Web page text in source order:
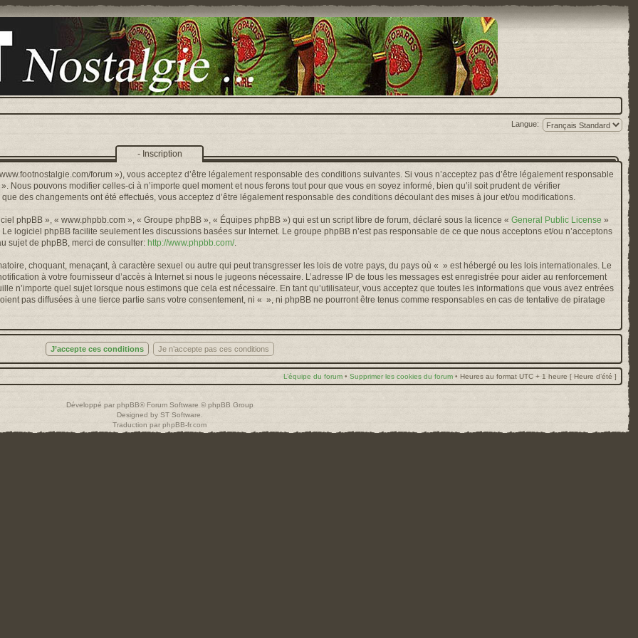
Langue:
- Inscription
forum »), vous acceptez d’être légalement responsable des conditions suivantes. Si vous n’acceptez pas d’être légalement responsable
Nous pouvons modifier celles-ci à n’importe quel moment et nous ferons tout pour que vous en soyez informé, bien qu’il soit prudent de vérifier
des changements ont été effectués, vous acceptez d’être légalement responsable des conditions découlant des mises à jour et/ou modifications.
phpBB », « www.phpbb.com », « Groupe phpBB », « Équipes phpBB ») qui est un script libre de forum, déclaré sous la licence « General Public License »
Le logiciel phpBB facilite seulement les discussions basées sur Internet. Le groupe phpBB n’est pas responsable de ce que nous acceptons et/ou n’acceptons
sujet de phpBB, merci de consulter: http://www.phpbb.com/.
choquant, menaçant, à caractère sexuel ou autre qui peut transgresser les lois de votre pays, du pays où « » est hébergé ou les lois internationales. Le
à votre fournisseur d’accès à Internet si nous le jugeons nécessaire. L’adresse IP de tous les messages est enregistrée pour aider au renforcement
n’importe quel sujet lorsque nous estimons que cela est nécessaire. En tant qu’utilisateur, vous acceptez que toutes les informations que vous avez entrées
pas diffusées à une tierce partie sans votre consentement, ni « », ni phpBB ne pourront être tenus comme responsables en cas de tentative de piratage
L’équipe du forum • Supprimer les cookies du forum • Heures au format UTC + 1 heure [ Heure d’été ]
Développé parphpBB® Forum Software © phpBB Group
Designed by ST Software
Traduction par phpBB-fr.com